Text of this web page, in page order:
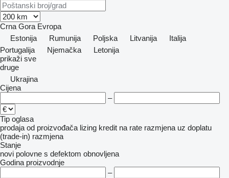
Crna Gora Evropa
Estonija
Rumunija Poljska Litvanija
Italija
Portugalija
Njemačka
Letonija
prikaži sve
druge
Ukrajina
Cijena
–
Tip oglasa
prodaja od proizvođača lizing kredit na rate razmjena uz doplatu
(trade-in) razmjena
Stanje
novi polovne s defektom obnovljena
Godina proizvodnje
–